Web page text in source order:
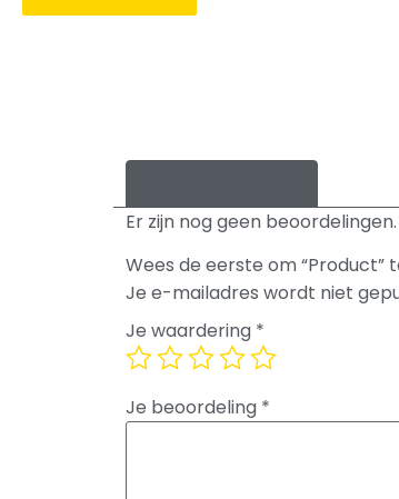
Er zijn nog geen beoordelingen.
Wees de eerste om “Product”
Je e-mailadres wordt niet
Je waardering *
Je beoordeling *